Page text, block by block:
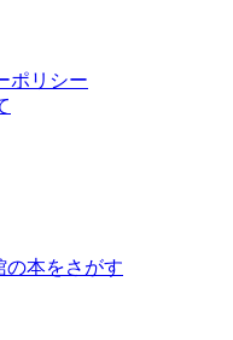
ポリシー
の本をさがす